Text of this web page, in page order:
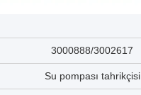
3000888/3002617
Su pompası tahrikçisi